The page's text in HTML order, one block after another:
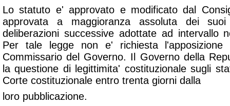
Lo statuto e' approvato e modificato dal
approvata a maggioranza assoluta dei
deliberazioni successive adottate ad intervallo
Per tale legge non e' richiesta
Commissario del Governo. Il Governo della
la questione di legittimita' costituzionale sugli
Corte costituzionale entro trenta giorni dalla
loro pubblicazione.